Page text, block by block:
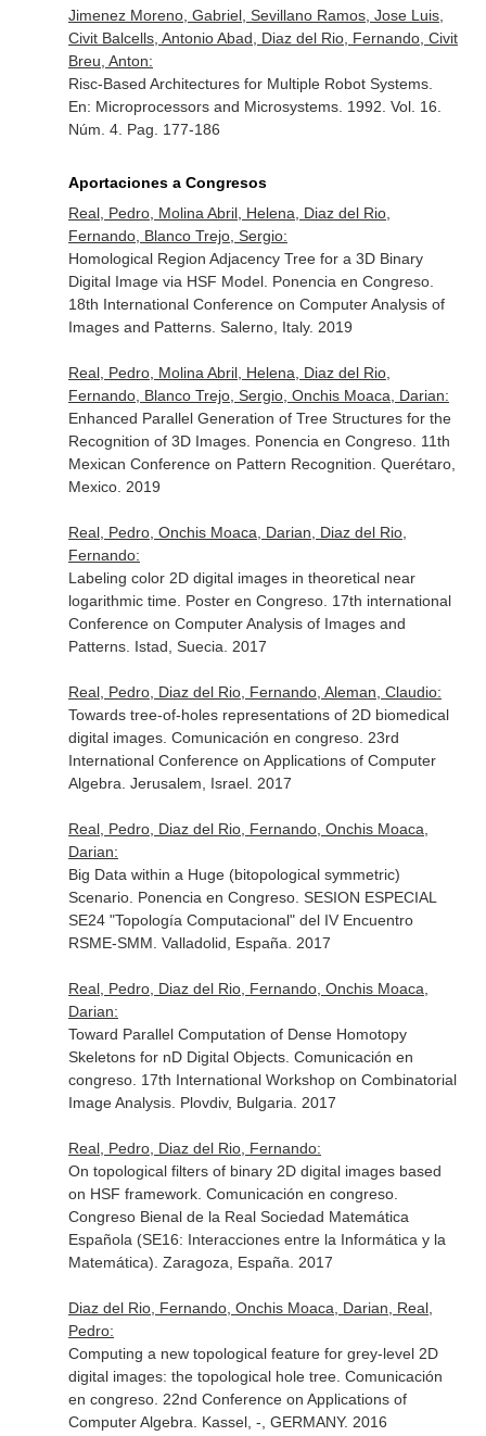
Jimenez Moreno, Gabriel, Sevillano Ramos, Jose Luis,
Civit Balcells, Antonio Abad, Diaz del Rio, Fernando, Civit
Breu, Anton:
Risc-Based Architectures for Multiple Robot Systems.
En: Microprocessors and Microsystems. 1992. Vol. 16.
Núm. 4. Pag. 177-186
Aportaciones a Congresos
Real, Pedro, Molina Abril, Helena, Diaz del Rio,
Fernando, Blanco Trejo, Sergio:
Homological Region Adjacency Tree for a 3D Binary
Digital Image via HSF Model. Ponencia en Congreso.
18th International Conference on Computer Analysis of
Images and Patterns. Salerno, Italy. 2019
Real, Pedro, Molina Abril, Helena, Diaz del Rio,
Fernando, Blanco Trejo, Sergio, Onchis Moaca, Darian:
Enhanced Parallel Generation of Tree Structures for the
Recognition of 3D Images. Ponencia en Congreso. 11th
Mexican Conference on Pattern Recognition. Querétaro,
Mexico. 2019
Real, Pedro, Onchis Moaca, Darian, Diaz del Rio,
Fernando:
Labeling color 2D digital images in theoretical near
logarithmic time. Poster en Congreso. 17th international
Conference on Computer Analysis of Images and
Patterns. Istad, Suecia. 2017
Real, Pedro, Diaz del Rio, Fernando, Aleman, Claudio:
Towards tree-of-holes representations of 2D biomedical
digital images. Comunicación en congreso. 23rd
International Conference on Applications of Computer
Algebra. Jerusalem, Israel. 2017
Real, Pedro, Diaz del Rio, Fernando, Onchis Moaca,
Darian:
Big Data within a Huge (bitopological symmetric)
Scenario. Ponencia en Congreso. SESION ESPECIAL
SE24 "Topología Computacional" del IV Encuentro
RSME-SMM. Valladolid, España. 2017
Real, Pedro, Diaz del Rio, Fernando, Onchis Moaca,
Darian:
Toward Parallel Computation of Dense Homotopy
Skeletons for nD Digital Objects. Comunicación en
congreso. 17th International Workshop on Combinatorial
Image Analysis. Plovdiv, Bulgaria. 2017
Real, Pedro, Diaz del Rio, Fernando:
On topological filters of binary 2D digital images based
on HSF framework. Comunicación en congreso.
Congreso Bienal de la Real Sociedad Matemática
Española (SE16: Interacciones entre la Informática y la
Matemática). Zaragoza, España. 2017
Diaz del Rio, Fernando, Onchis Moaca, Darian, Real,
Pedro:
Computing a new topological feature for grey-level 2D
digital images: the topological hole tree. Comunicación
en congreso. 22nd Conference on Applications of
Computer Algebra. Kassel, -, GERMANY. 2016